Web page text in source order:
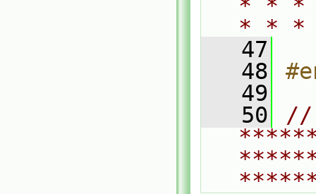
* * *
* *
   47
   48
   49
   50
//